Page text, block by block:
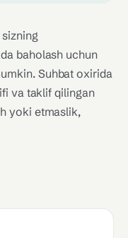
baholash uchun
Suhbat oxirida
va taklif qilingan
yoki etmaslik,